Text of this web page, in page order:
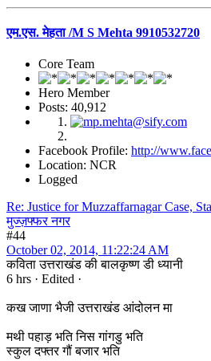
एम.एस. मेहता /M S Mehta 9910532720
Core Team
Hero Member
Posts: 40,912
Facebook Profile: http://
Location: NCR
Logged
Re: Justice for Muzzaffarnagar Case,
मुज्ज़फ्फर नगर
#44
October 02, 2014, 11:22:24 AM
कविता उत्तराखंड की बालकृष्ण डी ध्यानी
6 hrs · Edited ·
कख जाणा भैजी उत्तराखंड आंदोलन मा
मथी पहाड़ भति निस गांगडु भति
स्कुल दफ्तर गौं बजार भति